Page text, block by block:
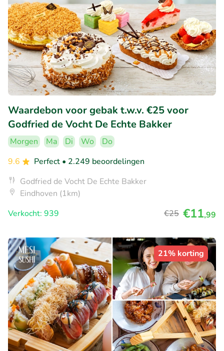
Waardebon voor gebak t.w.v. €25 voor
Godfried de Vocht De Echte Bakker
Morgen Ma Di Wo
Do
9.6
Perfect • 2.249 beoordelingen
Godfried de Vocht De Echte Bakker
Eindhoven (1km)
Verkocht: 939
€25 €11,99
21% korting